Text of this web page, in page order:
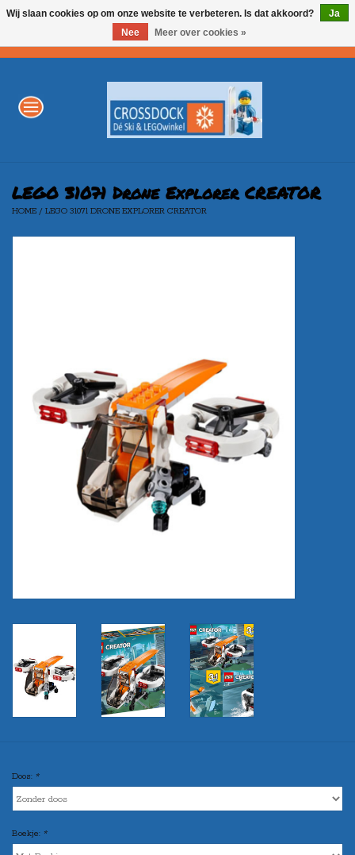
WINTERSPORT
LEGO
AKTIE
LEGO 31071 Drone Explorer CREATOR
HOME / LEGO 31071 DRONE EXPLORER CREATOR
Doos: *
Boekje: *
Wij slaan cookies op om onze website te verbeteren. Is dat akkoord?
Ja
Nee
Meer over cookies »